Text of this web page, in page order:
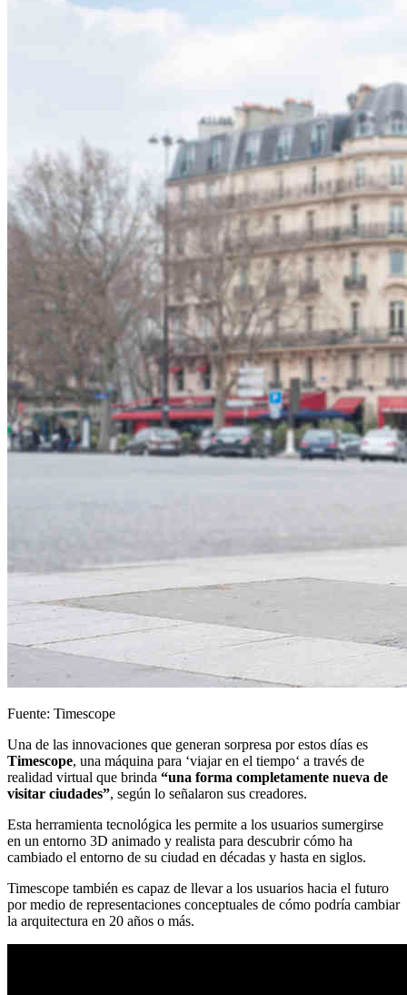
Fuente: Timescope
Una de las innovaciones que generan sorpresa por estos días es
Timescope, una máquina para ‘viajar en el tiempo‘ a través de
realidad virtual que brinda “una forma completamente nueva de
visitar ciudades”, según lo señalaron sus creadores.
Esta herramienta tecnológica les permite a los usuarios sumergirse
en un entorno 3D animado y realista para descubrir cómo ha
cambiado el entorno de su ciudad en décadas y hasta en siglos.
Timescope también es capaz de llevar a los usuarios hacia el futuro
por medio de representaciones conceptuales de cómo podría cambiar
la arquitectura en 20 años o más.